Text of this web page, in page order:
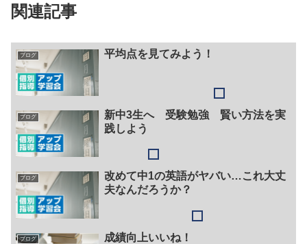
関連記事
ブログ 平均点を見てみよう！
ブログ
新中3生へ 受験勉強 賢い方法を実
践しよう
ブログ
改めて中1の英語がヤバい…これ大丈
夫なんだろうか？
ブログ 成績向上いいね！